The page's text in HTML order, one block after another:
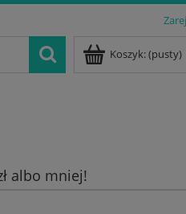
Koszyk:(pusty)
albo mniej!